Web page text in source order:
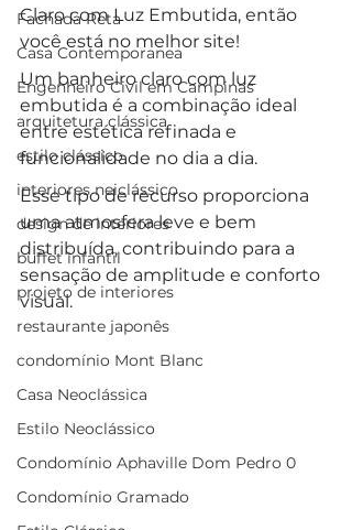
Fachada Reta
Casa Contemporanea
Engenheiro Civil em Campinas
arquitetura clássica
estilo clássico
interiores neiclássico
design de interiores
buffet infantil
projeto de interiores
restaurante japonês
condomínio Mont Blanc
Casa Neoclássica
Estilo Neoclássico
Condomínio Aphaville Dom Pedro 0
Condomínio Gramado
Claro com Luz Embutida, então
você está no melhor site!
Um banheiro claro com luz
embutida é a combinação ideal
entre estética refinada e
funcionalidade no dia a dia.
Esse tipo de recurso proporciona
uma atmosfera leve e bem
distribuída, contribuindo para a
sensação de amplitude e conforto
visual.